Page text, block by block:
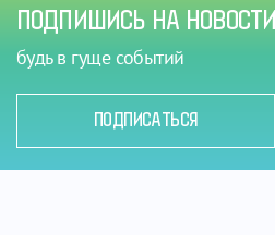
ПОДПИШИСЬ НА НОВОСТИ
будь в гуще событий
ПОДПИСАТЬСЯ